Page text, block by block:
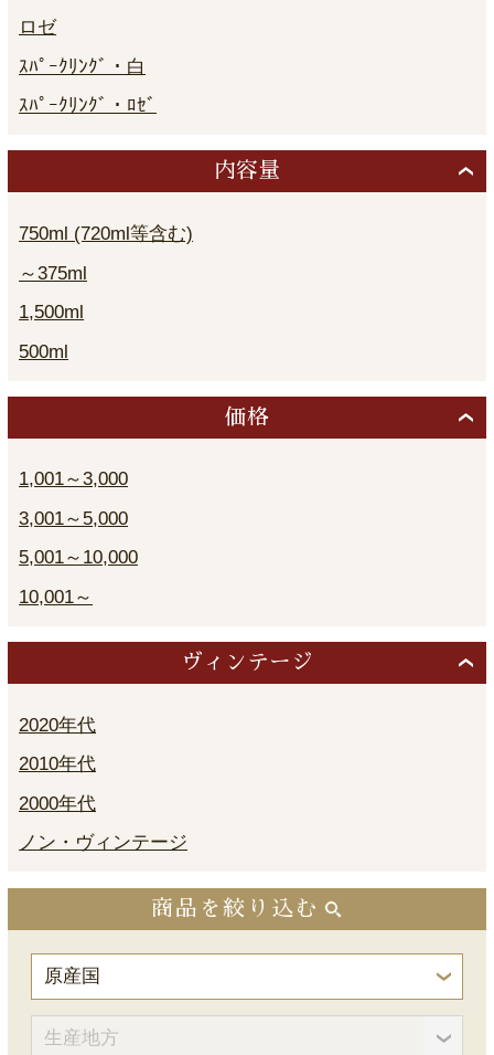
ロゼ
ｽﾊﾟｰｸﾘﾝｸﾞ・白
ｽﾊﾟｰｸﾘﾝｸﾞ・ﾛｾﾞ
内容量
750ml (720ml等含む)
～375ml
1,500ml
500ml
価格
1,001～3,000
3,001～5,000
5,001～10,000
10,001～
ヴィンテージ
2020年代
2010年代
2000年代
ノン・ヴィンテージ
商品を絞り込む